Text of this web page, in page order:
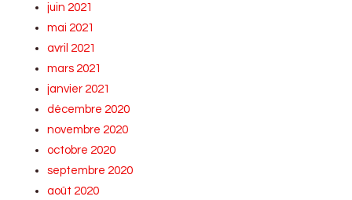
juin 2021
mai 2021
avril 2021
mars 2021
janvier 2021
décembre 2020
novembre 2020
octobre 2020
septembre 2020
août 2020